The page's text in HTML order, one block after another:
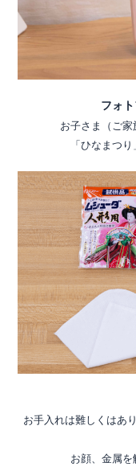
フォ
お子さま（ご家
「ひなまつ
お手入れは難しくはあ
お顔、金属を